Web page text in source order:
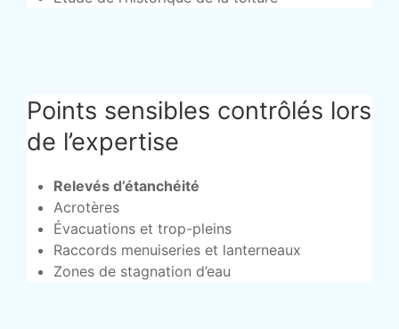
Points sensibles contrôlés lors
de l’expertise
Relevés d’étanchéité
Acrotères
Évacuations et trop-pleins
Raccords menuiseries et lanterneaux
Zones de stagnation d’eau